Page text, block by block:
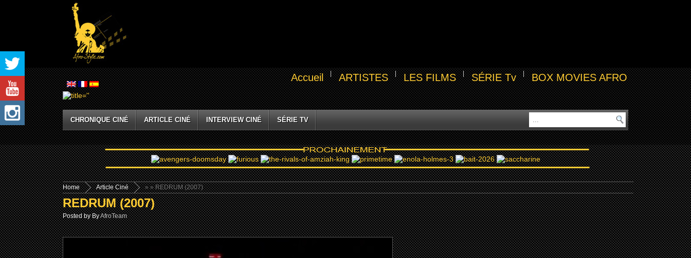
Accueil ARTISTES LES FILMS SÉRIE Tv BOX MOVIES AFRO
CHRONIQUE CINÉ ARTICLE CINÉ INTERVIEW CINÉ SÉRIE TV
Home »
Article Ciné » REDRUM (2007)
REDRUM (2007)
Posted by ByAfroTeam